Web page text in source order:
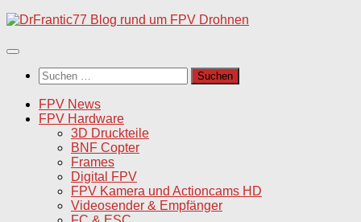
Unter
Inhalt
Suchen
nach:
FPV News
FPV Hardware
3D Druckteile
BNF Copter
Frames
Digital FPV
FPV Kamera und Actioncams HD
Videosender & Empfänger